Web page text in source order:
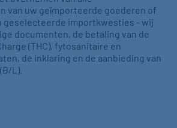
van uw geïmporteerde goederen of
geselecteerde importkwesties - wij
documenten, de betaling van de
(THC), fytosanitaire en
de inklaring en de aanbieding van
L).